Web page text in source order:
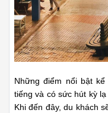
Những điểm nổi bật
tiếng và có sức hút kỳ
Khi đến đây, du khách